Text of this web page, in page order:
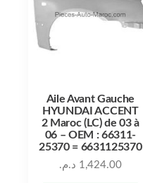
Aile Avant Gauche
HYUNDAI ACCENT
2 Maroc (LC) de 03 à
06 – OEM : 66311-
25370 = 6631125370
1,424.00 د.م.